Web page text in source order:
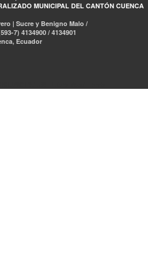
MUNICIPAL DEL CANTÓN CUENCA
| Sucre y Benigno Malo /
7) 4134900 / 4134901
Ecuador